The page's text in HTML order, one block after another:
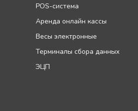
POS-система
Аренда онлайн кассы
Весы электронные
Терминалы сбора данных
ЭЦП